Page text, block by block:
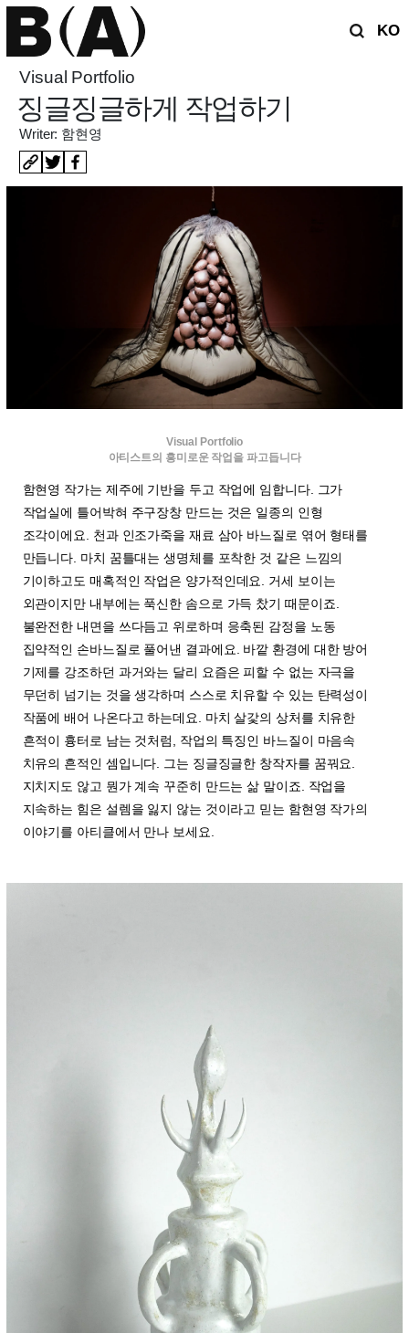
KO
Visual Portfolio
징글징글하게 작업하기
Writer: 함현영
Visual Portfolio
아티스트의 흥미로운 작업을 파고듭니다
함현영 작가는 제주에 기반을 두고 작업에 임합니다. 그가
작업실에 틀어박혀 주구장창 만드는 것은 일종의 인형
조각이에요. 천과 인조가죽을 재료 삼아 바느질로 엮어 형태를
만듭니다. 마치 꿈틀대는 생명체를 포착한 것 같은 느낌의
기이하고도 매혹적인 작업은 양가적인데요. 거세 보이는
외관이지만 내부에는 푹신한 솜으로 가득 찼기 때문이죠.
불완전한 내면을 쓰다듬고 위로하며 응축된 감정을 노동
집약적인 손바느질로 풀어낸 결과에요. 바깥 환경에 대한 방어
기제를 강조하던 과거와는 달리 요즘은 피할 수 없는 자극을
무던히 넘기는 것을 생각하며 스스로 치유할 수 있는 탄력성이
작품에 배어 나온다고 하는데요. 마치 살갗의 상처를 치유한
흔적이 흉터로 남는 것처럼, 작업의 특징인 바느질이 마음속
치유의 흔적인 셈입니다. 그는 징글징글한 창작자를 꿈꿔요.
지치지도 않고 뭔가 계속 꾸준히 만드는 삶 말이죠. 작업을
지속하는 힘은 설렘을 잃지 않는 것이라고 믿는 함현영 작가의
이야기를 아티클에서 만나 보세요.